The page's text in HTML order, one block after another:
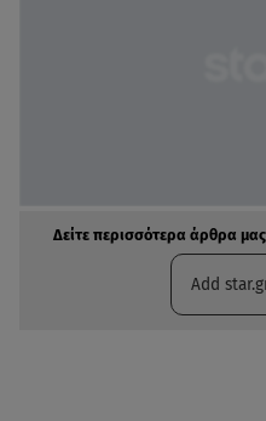
Δείτε περισσότερα άρθρα
Add